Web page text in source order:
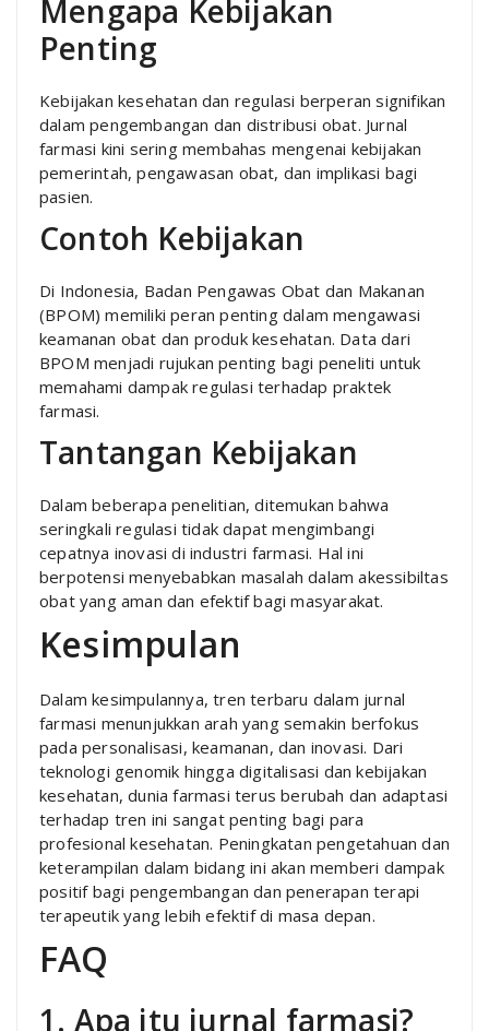
Mengapa Kebijakan
Penting
Kebijakan kesehatan dan regulasi berperan signifikan
dalam pengembangan dan distribusi obat. Jurnal
farmasi kini sering membahas mengenai kebijakan
pemerintah, pengawasan obat, dan implikasi bagi
pasien.
Contoh Kebijakan
Di Indonesia, Badan Pengawas Obat dan Makanan
(BPOM) memiliki peran penting dalam mengawasi
keamanan obat dan produk kesehatan. Data dari
BPOM menjadi rujukan penting bagi peneliti untuk
memahami dampak regulasi terhadap praktek
farmasi.
Tantangan Kebijakan
Dalam beberapa penelitian, ditemukan bahwa
seringkali regulasi tidak dapat mengimbangi
cepatnya inovasi di industri farmasi. Hal ini
berpotensi menyebabkan masalah dalam akessibiltas
obat yang aman dan efektif bagi masyarakat.
Kesimpulan
Dalam kesimpulannya, tren terbaru dalam jurnal
farmasi menunjukkan arah yang semakin berfokus
pada personalisasi, keamanan, dan inovasi. Dari
teknologi genomik hingga digitalisasi dan kebijakan
kesehatan, dunia farmasi terus berubah dan adaptasi
terhadap tren ini sangat penting bagi para
profesional kesehatan. Peningkatan pengetahuan dan
keterampilan dalam bidang ini akan memberi dampak
positif bagi pengembangan dan penerapan terapi
terapeutik yang lebih efektif di masa depan.
FAQ
1. Apa itu jurnal farmasi?